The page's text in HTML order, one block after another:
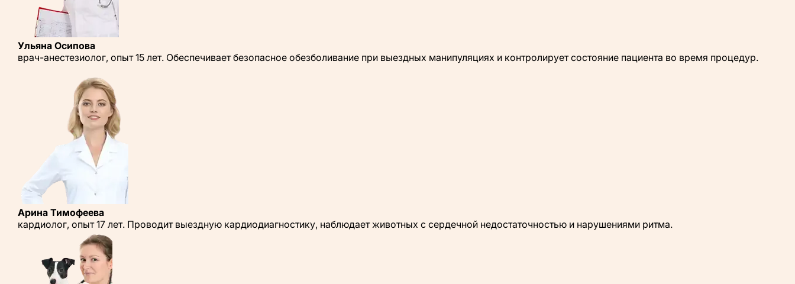
Ульяна Осипова
врач-анестезиолог, опыт 15 лет. Обеспечивает безопасное обезболивание при выездных манипуляциях и контролирует состояние пациента во время процедур.
Арина Тимофеева
кардиолог, опыт 17 лет. Проводит выездную кардиодиагностику, наблюдает животных с сердечной недостаточностью и нарушениями ритма.